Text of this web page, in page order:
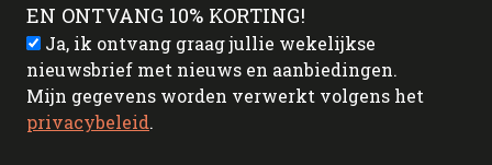
EN ONTVANG 10% KORTING!
Ja, ik ontvang graag jullie wekelijkse
nieuwsbrief met nieuws en aanbiedingen.
Mijn gegevens worden verwerkt volgens het
privacybeleid.